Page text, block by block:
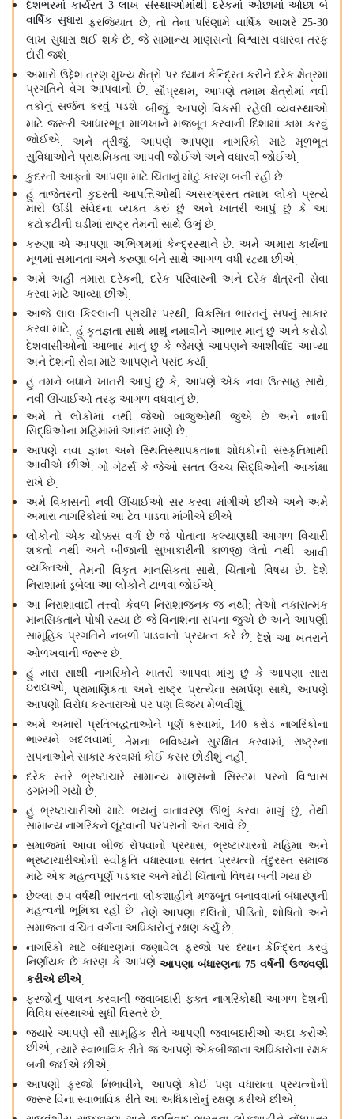
દેશભરમાં કાર્યરત 3લાખ સંસ્થાઓમાંથી દરેકમાં ઓછામાં ઓછા બે
વાર્ષિક સુધારાફરજિયાત છે, તો તેના પરિણામે વાર્ષિક આશરે25-30
લાખ સુધારા થઈ શકે છે,જે સામાન્ય માણસનો વિશ્વાસ વધારવા તરફ
દોરી જશે.
અમારો ઉદ્દેશ ત્રણ મુખ્ય ક્ષેત્રો પર ધ્યાન કેન્દ્રિત કરીને દરેક ક્ષેત્રમાં
પ્રગતિને વેગ આપવાનો છે. સૌપ્રથમ, આપણે તમામ ક્ષેત્રોમાં નવી
તકોનું સર્જન કરવું પડશે. બીજું, આપણે વિકસી રહેલી વ્યવસ્થાઓ
માટે જરૂરી આધારભૂત માળખાને મજબૂત કરવાની દિશામાં કામ કરવું
જોઈએ. અને ત્રીજું, આપણે આપણા નાગરિકો માટે મૂળભૂત
સુવિધાઓને પ્રાથમિકતા આપવી જોઈએ અને વધારવી જોઈએ.
કુદરતી આફતો આપણા માટે ચિંતાનું મોટું કારણ બની રહી છે.
હું તાજેતરની કુદરતી આપત્તિઓથી અસરગ્રસ્ત તમામ લોકો પ્રત્યે
મારી ઊંડી સંવેદના વ્યક્ત કરું છું અને ખાતરી આપું છું કે આ
કટોકટીની ઘડીમાં રાષ્ટ્ર તેમની સાથે ઉભું છે.
કરુણા એ આપણા અભિગમમાં કેન્દ્રસ્થાને છે. અમે અમારા કાર્યના
મૂળમાં સમાનતા અને કરુણા બંને સાથે આગળ વધી રહ્યા છીએ.
અમે અહીં તમારા દરેકની, દરેક પરિવારની અને દરેક ક્ષેત્રની સેવા
કરવા માટે આવ્યા છીએ.
આજે લાલ કિલ્લાની પ્રાચીર પરથી, વિકસિત ભારતનું સપનું સાકાર
કરવા માટે, હું કૃતજ્ઞતા સાથે માથું નમાવીને આભાર માનું છું અને કરોડો
દેશવાસીઓનો આભાર માનું છું કે જેમણે આપણને આશીર્વાદ આપ્યા
અને દેશની સેવા માટે આપણને પસંદ કર્યા.
હું તમને બધાને ખાતરી આપું છું કે,આપણે એક નવા ઉત્સાહ સાથે,
નવી ઊંચાઈઓ તરફ આગળ વધવાનું છે.
અમે તે લોકોમાં નથી જેઓ બાજુઓથી જુએ છે અને નાની
સિદ્ધિઓના મહિમામાં આનંદ માણે છે.
આપણે નવા જ્ઞાન અને સ્થિતિસ્થાપકતાના શોધકોની સંસ્કૃતિમાંથી
આવીએ છીએ.ગો-ગેટર્સ કે જેઓ સતત ઉચ્ચ સિદ્ધિઓની આકાંક્ષા
રાખે છે.
અમે વિકાસની નવી ઊંચાઈઓ સર કરવા માંગીએ છીએ અને અમે
અમારા નાગરિકોમાં આ ટેવ પાડવા માંગીએ છીએ.
લોકોનો એક ચોક્કસ વર્ગ છે જે પોતાના કલ્યાણથી આગળ વિચારી
શકતો નથી અને બીજાની સુખાકારીની કાળજી લેતો નથી. આવી
વ્યક્તિઓ,તેમની વિકૃત માનસિકતા સાથે, ચિંતાનો વિષય છે. દેશે
નિરાશામાં ડૂબેલા આ લોકોને ટાળવા જોઈએ.
આ નિરાશાવાદી તત્ત્વો કેવળ નિરાશાજનક જ નથી;તેઓ નકારાત્મક
માનસિકતાને પોષી રહ્યા છે જે વિનાશના સપના જુએ છે અને આપણી
સામૂહિક પ્રગતિને નબળી પાડવાનો પ્રયત્ન કરે છે.દેશે આ ખતરાને
ઓળખવાની જરૂર છે.
હું મારા સાથી નાગરિકોને ખાતરી આપવા માંગુ છું કે આપણા સારા
ઇરાદાઓ,પ્રામાણિકતા અને રાષ્ટ્ર પ્રત્યેના સમર્પણ સાથે,આપણે
આપણો વિરોધ કરનારાઓ પર પણ વિજય મેળવીશું.
અમે અમારી પ્રતિબદ્ધતાઓને પૂર્ણ કરવામાં, 140કરોડ નાગરિકોના
ભાગ્યને બદલવામાં, તેમના ભવિષ્યને સુરક્ષિત કરવામાં,રાષ્ટ્રના
સપનાઓને સાકાર કરવામાં કોઈ કસર છોડીશું નહીં.
દરેક સ્તરે ભ્રષ્ટાચારે સામાન્ય માણસનો સિસ્ટમ પરનો વિશ્વાસ
ડગમગી ગયો છે.
હું ભ્રષ્ટાચારીઓ માટે ભયનું વાતાવરણ ઊભું કરવા માગું છું,તેથી
સામાન્ય નાગરિકને લૂંટવાની પરંપરાનો અંત આવે છે.
સમાજમાં આવા બીજ રોપવાનો પ્રયાસ, ભ્રષ્ટાચારનો મહિમા અને
ભ્રષ્ટાચારીઓની સ્વીકૃતિ વધારવાના સતત પ્રયત્નો તંદુરસ્ત સમાજ
માટે એક મહત્વપૂર્ણ પડકાર અને મોટી ચિંતાનો વિષય બની ગયા છે.
છેલ્લા ૭૫ વર્ષથી ભારતના લોકશાહીને મજબૂત બનાવવામાં બંધારણની
મહત્વની ભૂમિકા રહી છે. તેણે આપણા દલિતો,પીડિતો,શોષિતો અને
સમાજના વંચિત વર્ગના અધિકારોનું રક્ષણ કર્યું છે.
નાગરિકો માટે બંધારણમાં જણાવેલ ફરજો પર ધ્યાન કેન્દ્રિત કરવું
નિર્ણાયક છે કારણ કે આપણેઆપણા બંધારણના 75વર્ષની ઉજવણી
કરીએ છીએ.
ફરજોનું પાલન કરવાની જવાબદારી ફક્ત નાગરિકોથી આગળ દેશની
વિવિધ સંસ્થાઓ સુધી વિસ્તરે છે.
જ્યારે આપણે સૌ સામૂહિક રીતે આપણી જવાબદારીઓ અદા કરીએ
છીએ,ત્યારે સ્વાભાવિક રીતે જ આપણે એકબીજાના અધિકારોના રક્ષક
બની જઈએ છીએ.
આપણી ફરજો નિભાવીને, આપણે કોઈ પણ વધારાના પ્રયત્નોની
જરૂર વિના સ્વાભાવિક રીતે આ અધિકારોનું રક્ષણ કરીએ છીએ.